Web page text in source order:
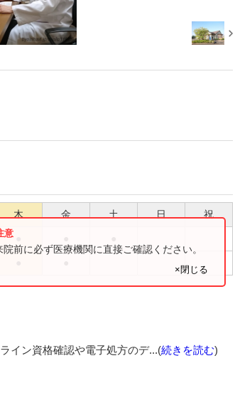
木 金 土 日 祝
前に必ず医療機関に直接ご確認ください。
×閉じる
イン資格確認や電子処方のデ...(続きを読む)